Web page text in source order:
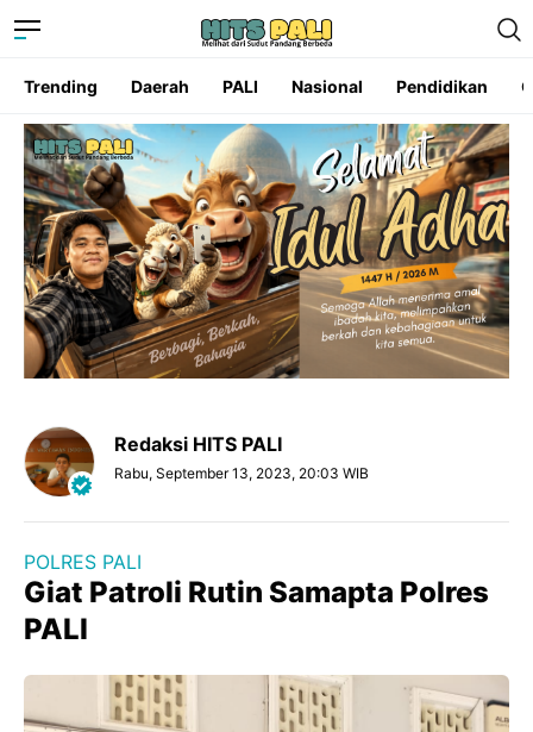
Trending Daerah PALI Nasional Pendidikan
Redaksi HITS PALI
Rabu, September 13, 2023, 20:03 WIB
POLRES PALI
Giat Patroli Rutin Samapta Polres
PALI